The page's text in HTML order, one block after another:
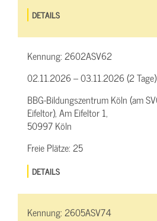
DETAILS
Kennung:2602ASV62
02.11.2026 – 03.11.2026 (2 Tage)
BBG-Bildungszentrum Köln (am
Eifeltor), Am Eifeltor 1,
50997 Köln
Freie Plätze:25
DETAILS
Kennung:2605ASV74